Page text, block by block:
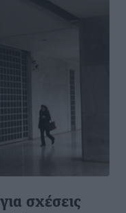
σχέσεις